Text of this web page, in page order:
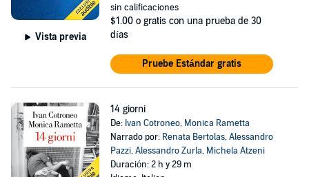
Vista previa
sin calificaciones
$1.00 o gratis con una prueba de 30
días
Pruebe Estándar gratis
14 giorni
De: Ivan Cotroneo, Monica Rametta
Narrado por: Renata Bertolas,Alessandro
Pazzi,Alessandro Zurla, Michela Atzeni
Duración: 2 h y 29 m